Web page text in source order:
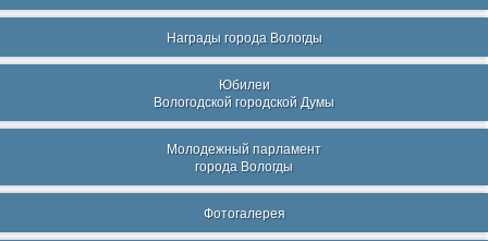
Награды города Вологды
Юбилеи
Вологодской городской Думы
Молодежный парламент
города Вологды
Фотогалерея